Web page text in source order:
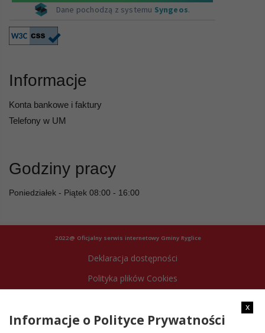
Informacje
Konta bankowe i faktury
Telefony w UM
Godziny pracy
Poniedziałek - Piątek 08:00 - 16:00
2022@ Oficjalny serwis internetowy Gminy Ryglice
Deklaracja dostępności
Polityka plików Cookies
x
Informacje o Polityce Prywatności